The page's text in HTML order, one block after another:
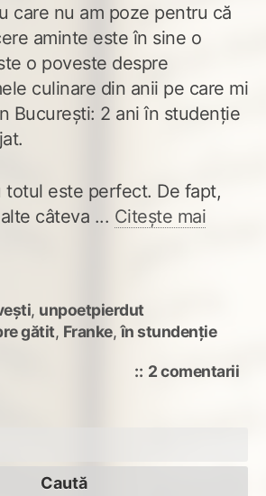
care nu am poze pentru că
aminte este în sine o
o poveste despre
culinare din anii pe care mi
București: 2 ani în studenție
totul este perfect. De fapt,
câteva ... Citește mai
, unpoetpierdut
gătit, Franke,în stundenție
2 comentariila